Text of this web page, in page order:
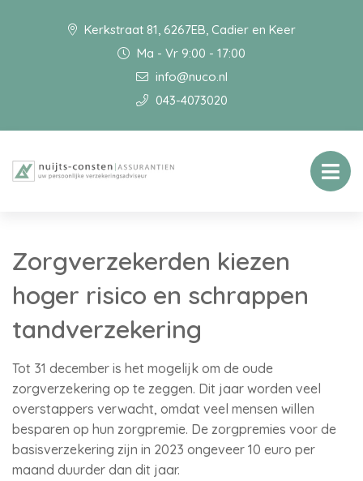
Kerkstraat 81, 6267EB, Cadier en Keer
Ma - Vr 9:00 - 17:00
info@nuco.nl
043-4073020
Zorgverzekerden kiezen
hoger risico en schrappen
tandverzekering
Tot 31 december is het mogelijk om de oude
zorgverzekering op te zeggen. Dit jaar worden veel
overstappers verwacht, omdat veel mensen willen
besparen op hun zorgpremie. De zorgpremies voor de
basisverzekering zijn in 2023 ongeveer 10 euro per
maand duurder dan dit jaar.